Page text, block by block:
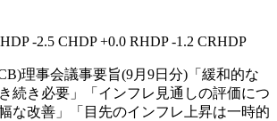
-2.5 CHDP +0.0 RHDP -1.2 CRHDP
理事会議事要旨(9月9日分)「緩和的な
続き必要」「インフレ見通しの評価につ
な改善」「目先のインフレ上昇は一時的